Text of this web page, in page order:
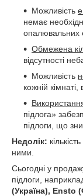
Можливість
немає
опалювальних
Обмежена
відсутності
Можливість
кожній
підлога»
підлоги, що
Недолік:
ними.
Сьогодні у
підлоги,
(Україна), Ensto